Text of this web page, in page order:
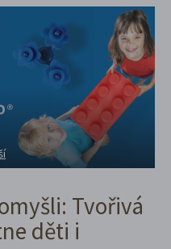
Tvořivá
děti i